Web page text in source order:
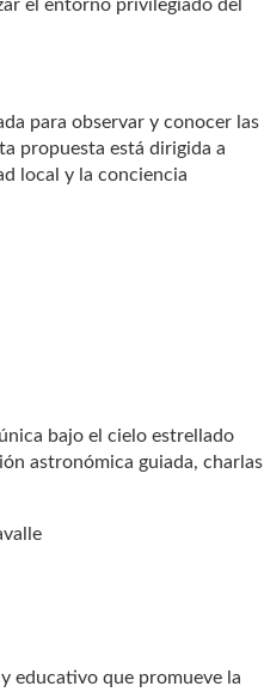
el entorno privilegiado del
para observar y conocer las
propuesta está dirigida a
local y la conciencia
bajo el cielo estrellado
astronómica guiada, charlas
educativo que promueve la